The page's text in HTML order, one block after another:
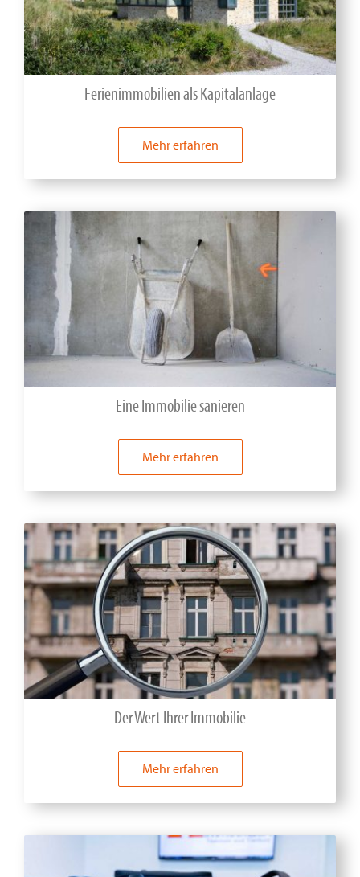
Ferienimmobilien als Kapitalanlage
Mehr erfahren
Eine Immobilie sanieren
Mehr erfahren
Der Wert Ihrer Immobilie
Mehr erfahren